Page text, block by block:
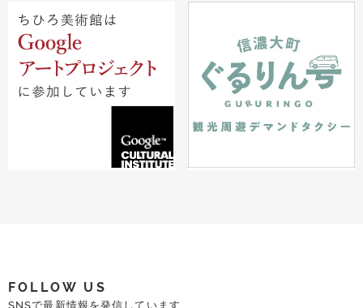
FOLLOW US
SNSで最新情報を発信しています